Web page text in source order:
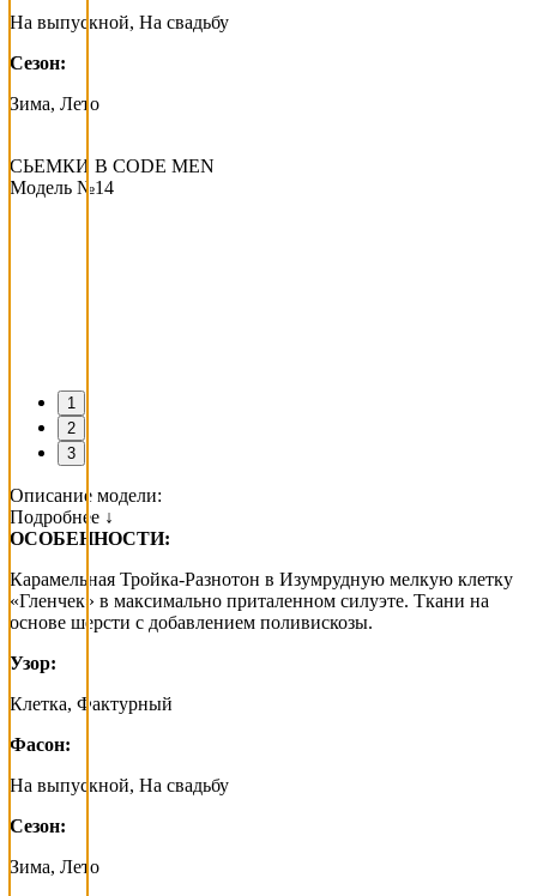
На выпускной, На свадьбу
Сезон:
Зима, Лето
СЬЕМКИ В СODE MEN
Модель №14
1
2
3
Описание модели:
Подробнее ↓
ОСОБЕННОСТИ:
Карамельная Тройка-Разнотон в Изумрудную мелкую клетку
«Гленчек» в максимально приталенном силуэте. Ткани на
основе шерсти с добавлением поливискозы.
Узор:
Клетка, Фактурный
Фасон:
На выпускной, На свадьбу
Сезон:
Зима, Лето